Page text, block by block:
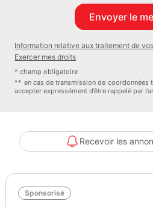
renseignements sur ces dernières
d'agences spécialisé en courtage
Couleur
BLEU
Information relative aux traitement de
Exercer mes droits
* champ obligatoire
** en cas de transmission de coordonnées
accepter expressément d’être rappelé par
Recevoir les
Sponsorisé